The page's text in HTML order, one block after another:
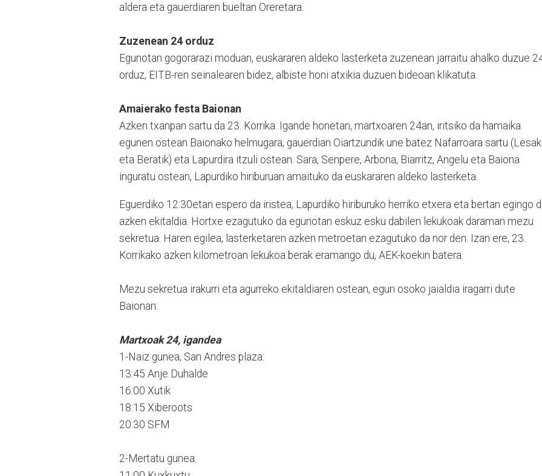
aldera eta gauerdiaren bueltan Oreretara.
Zuzenean 24 orduz
Egunotan gogorarazi moduan, euskararen aldeko lasterketa zuzenean jarraitu ahalko duzue
orduz, EITB-ren seinalearen bidez, albiste honi atxikia duzuen bideoan klikatuta.
Amaierako festa Baionan
Azken txanpan sartu da 23. Korrika. Igande honetan, martxoaren 24an, iritsiko da hamaika
egunen ostean Baionako helmugara, gauerdian Oiartzundik une batez Nafarroara sartu
eta Beratik) eta Lapurdira itzuli ostean. Sara, Senpere, Arbona, Biarritz, Angelu eta Baiona
inguratu ostean, Lapurdiko hiriburuan amaituko da euskararen aldeko lasterketa.
Eguerdiko 12:30etan espero da iristea, Lapurdiko hiriburuko herriko etxera eta bertan egingo
azken ekitaldia. Hortxe ezagutuko da egunotan eskuz esku dabilen lekukoak daraman mezu
sekretua. Haren egilea, lasterketaren azken metroetan ezagutuko da nor den. Izan ere, 23.
Korrikako azken kilometroan lekukoa berak eramango du, AEK-koekin batera.
Mezu sekretua irakurri eta agurreko ekitaldiaren ostean, egun osoko jaialdia iragarri dute
Baionan:
Martxoak 24, igandea
1-Naiz gunea, San Andres plaza:
13:45 Anje Duhalde
16:00 Xutik
18:15 Xiberoots
20:30 SFM
2-Mertatu gunea: